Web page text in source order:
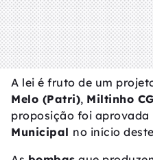
A lei é fruto de um
Melo (Patri), Miltinho
proposição foi aprovada
Municipal no início